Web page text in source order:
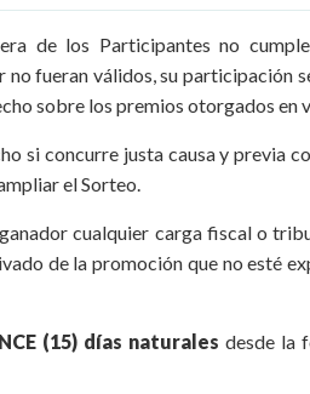
de los Participantes no
fueran válidos, su participación
sobre los premios otorgados en
si concurre justa causa y previa
el Sorteo.
cualquier carga fiscal o
de la promoción que no esté
(15) días naturales desde la